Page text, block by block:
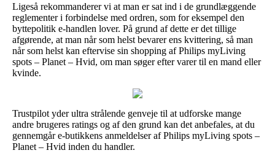
Ligeså rekommanderer vi at man er sat ind i de grundlæggende
reglementer i forbindelse med ordren, som for eksempel den
byttepolitik e-handlen lover. På grund af dette er det tillige
afgørende, at man når som helst bevarer ens kvittering, så man
når som helst kan eftervise sin shopping af Philips myLiving
spots – Planet – Hvid, om man søger efter varer til en mand eller
kvinde.
Trustpilot yder ultra strålende genveje til at udforske mange
andre brugeres ratings og af den grund kan det anbefales, at du
gennemgår e-butikkens anmeldelser af Philips myLiving spots –
Planet – Hvid inden du handler.